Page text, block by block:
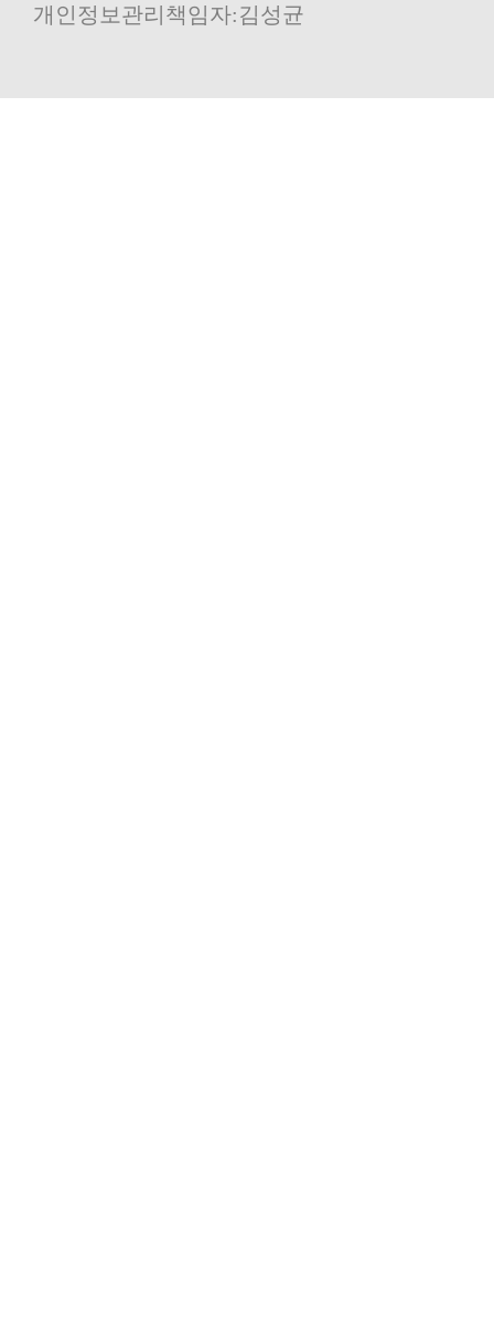
개인정보관리책임자:김성균